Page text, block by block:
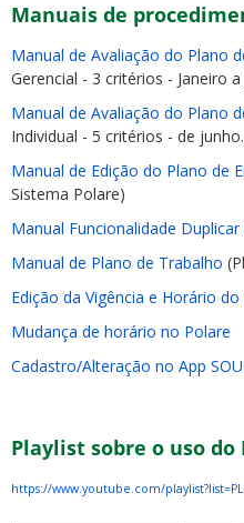
Manuais de
Manual de Avaliação do Plano
Gerencial - 3 critérios - Janeiro
Manual de Avaliação do Plano
Individual - 5 critérios - de
Manual de Edição do Plano de
Sistema Polare)
Manual Funcionalidade
Manual de Plano de Trabalho
Edição da Vigência e Horário
Mudança de horário no Polare
Cadastro/Alteração no App
Playlist sobre o uso do
https://www.youtube.com/